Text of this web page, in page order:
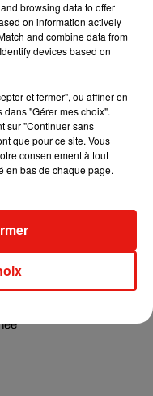
à la vie de chatelain
clip
browsing data to offer
on information actively
and combine data from
devices based on
et fermer", ou affiner en
"Gérer mes choix".
sur "Continuer sans
que pour ce site. Vous
consentement à tout
en bas de chaque page.